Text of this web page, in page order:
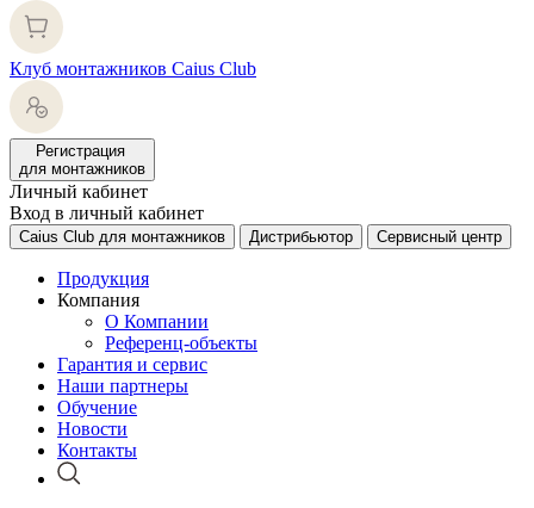
Клуб монтажников Caius Club
Регистрация
для монтажников
Личный кабинет
Вход в личный кабинет
Caius Club для монтажников Дистрибьютор Сервисный центр
Продукция
Компания
О Компании
Референц-объекты
Гарантия и сервис
Наши партнеры
Обучение
Новости
Контакты